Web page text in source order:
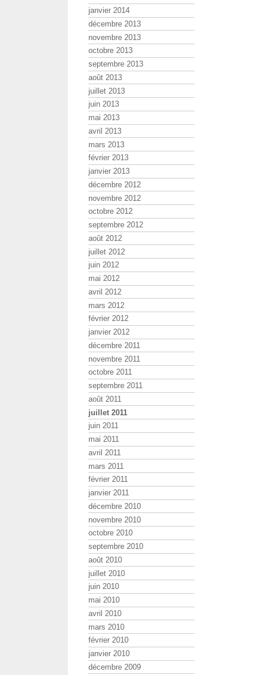
janvier 2014
décembre 2013
novembre 2013
octobre 2013
septembre 2013
août 2013
juillet 2013
juin 2013
mai 2013
avril 2013
mars 2013
février 2013
janvier 2013
décembre 2012
novembre 2012
octobre 2012
septembre 2012
août 2012
juillet 2012
juin 2012
mai 2012
avril 2012
mars 2012
février 2012
janvier 2012
décembre 2011
novembre 2011
octobre 2011
septembre 2011
août 2011
juillet 2011
juin 2011
mai 2011
avril 2011
mars 2011
février 2011
janvier 2011
décembre 2010
novembre 2010
octobre 2010
septembre 2010
août 2010
juillet 2010
juin 2010
mai 2010
avril 2010
mars 2010
février 2010
janvier 2010
décembre 2009